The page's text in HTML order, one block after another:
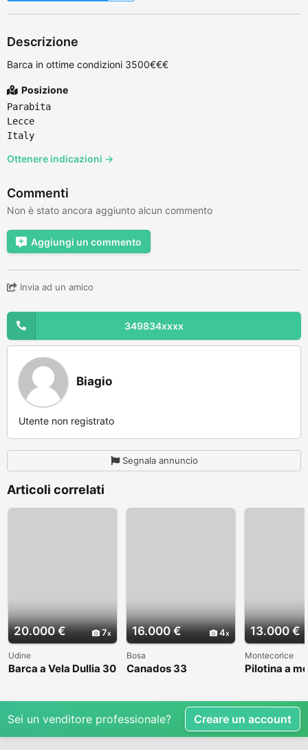
Descrizione
Barca in ottime condizioni 3500€€€
Posizione
Parabita
Lecce
Italy
Ottenere indicazioni →
Commenti
Non è stato ancora aggiunto alcun commento
Aggiungi un commento
Invia ad un amico
349834xxxx
Biagio
Utente non registrato
Segnala annuncio
Articoli correlati
20.000 € 7
Udine
Barca a Vela Dullia 30
16.000 € 4
Bosa
Canados 33
13.000 €
Montecorice
Pilotina a
Sei un venditore professionale? Creare un account